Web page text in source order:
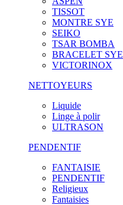
TISSOT
MONTRE SYE
SEIKO
TSAR BOMBA
BRACELET SYE
VICTORINOX
NETTOYEURS
Liquide
Linge à polir
ULTRASON
PENDENTIF
FANTAISIE
PENDENTIF
Religieux
Fantaisies